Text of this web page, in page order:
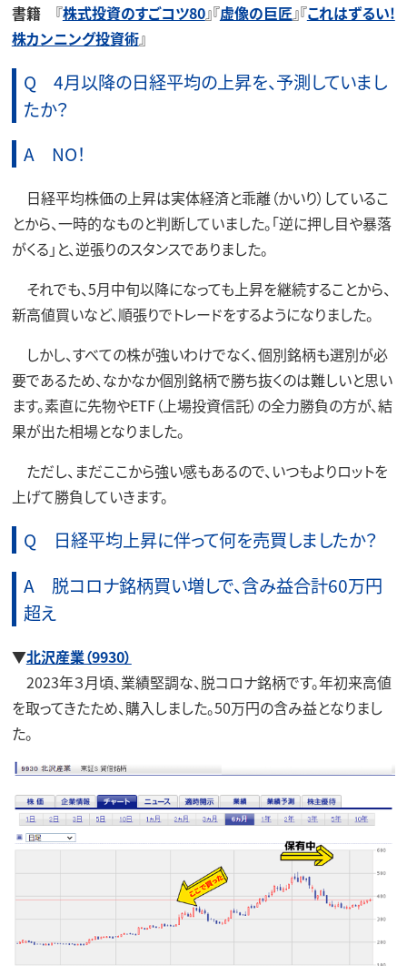
書籍 『株式投資のすごコツ80』『虚像の巨匠』『これはずるい!
株カンニング投資術』
Q 4月以降の日経平均の上昇を、予測していまし
たか？
A NO！
日経平均株価の上昇は実体経済と乖離（かいり）しているこ
とから、一時的なものと判断していました。「逆に押し目や暴落
がくる」と、逆張りのスタンスでありました。
それでも、5月中旬以降になっても上昇を継続することから、
新高値買いなど、順張りでトレードをするようになりました。
しかし、すべての株が強いわけでなく、個別銘柄も選別が必
要であるため、なかなか個別銘柄で勝ち抜くのは難しいと思い
ます。素直に先物やETF（上場投資信託）の全力勝負の方が、結
果が出た相場となりました。
ただし、まだここから強い感もあるので、いつもよりロットを
上げて勝負していきます。
Q 日経平均上昇に伴って何を売買しましたか？
A 脱コロナ銘柄買い増しで、含み益合計60万円
超え
▼北沢産業（9930）
2023年３月頃、業績堅調な、脱コロナ銘柄です。年初来高値
を取ってきたため、購入しました。50万円の含み益となりまし
た。